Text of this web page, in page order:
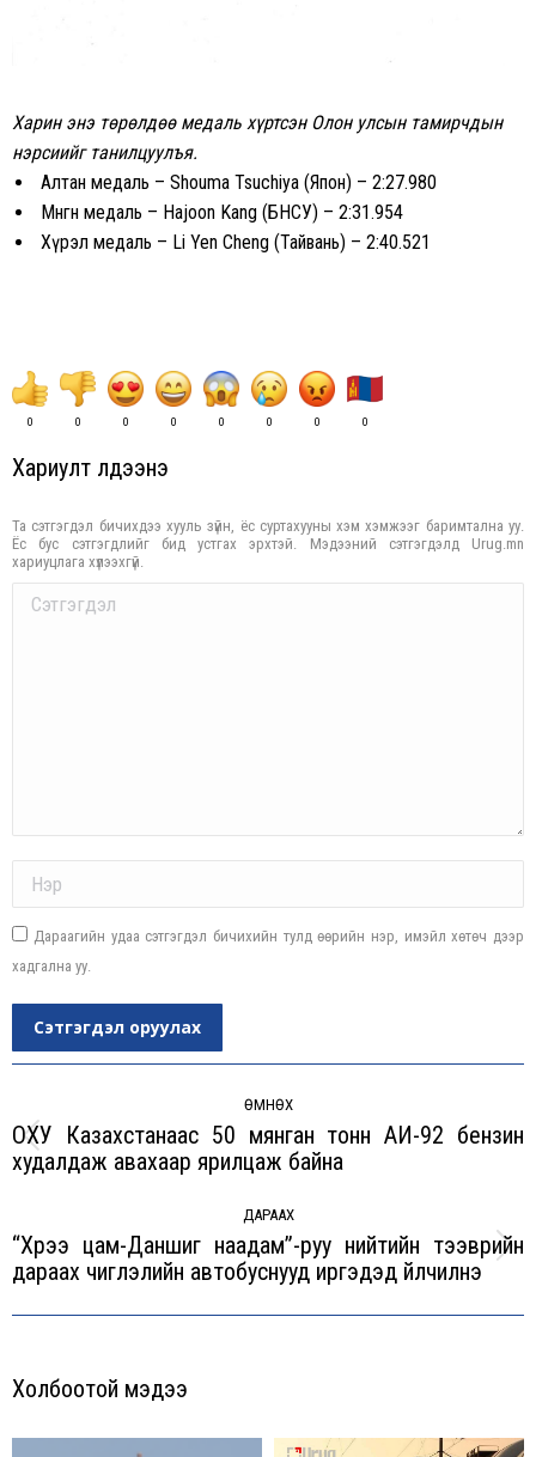
Харин энэ төрөлдөө медаль хүртсэн Олон улсын тамирчдын
нэрсиийг танилцуулъя.
Алтан медаль – Shouma Tsuchiya (Япон) – 2:27.980
Мөнгөн медаль – Hajoon Kang (БНСУ) – 2:31.954
Хүрэл медаль – Li Yen Cheng (Тайвань) – 2:40.521
0 0 0 0 0 0 0 0
Хариулт үлдээнэ үү
Та сэтгэгдэл бичихдээ хууль зүйн, ёс суртахууны хэм хэмжээг баримтална уу.
Ёс бус сэтгэгдлийг бид устгах эрхтэй. Мэдээний сэтгэгдэлд Urug.mn
хариуцлага хүлээхгүй.
Comment
Дараагийн удаа сэтгэгдэл бичихийн тулд өөрийн нэр, имэйл хөтөч дээр
хадгална уу.
Сэтгэгдэл оруулах
ӨМНӨХ
Previous
ОХУ Казахстанаас 50 мянган тонн АИ-92 бензин
худалдаж авахаар ярилцаж байна
ДАРААХ
Next
post:
“Хүрээ цам-Даншиг наадам”-руу нийтийн тээврийн
дараах чиглэлийн автобуснууд иргэдэд үйлчилнэ
Холбоотой мэдээ